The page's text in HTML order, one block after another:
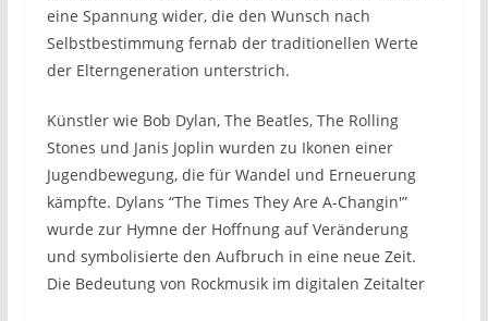
eine Spannung wider, die den Wunsch nach
Selbstbestimmung fernab der traditionellen Werte
der Elterngeneration unterstrich.
Künstler wie Bob Dylan, The Beatles, The Rolling
Stones und Janis Joplin wurden zu Ikonen einer
Jugendbewegung, die für Wandel und Erneuerung
kämpfte. Dylans “The Times They Are A-Changin'”
wurde zur Hymne der Hoffnung auf Veränderung
und symbolisierte den Aufbruch in eine neue Zeit.
Die Bedeutung von Rockmusik im digitalen Zeitalter